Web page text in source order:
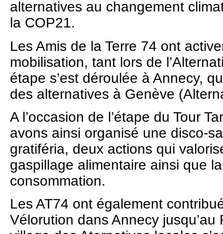
alternatives au changement
la COP21.
Les Amis de la Terre 74 ont
mobilisation, tant lors de
étape s’est déroulée à Annecy,
des alternatives à Genève
A l’occasion de l’étape du Tour
avons ainsi organisé une disco-
gratiféria, deux actions qui
gaspillage alimentaire ainsi que
consommation.
Les AT74 ont également
Vélorution dans Annecy